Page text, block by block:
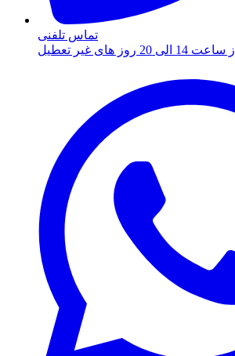
تماس تلفنی
از ساعت 14 الی 20 روز های غیر تعطیل